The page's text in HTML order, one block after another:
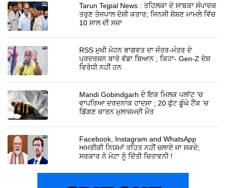
Tarun Tejpal News : ਤਹਿਲਕਾ ਦੇ ਸਾਬਕਾ ਸੰਪਾਦਕ
ਤਰੁਣ ਤੇਜਪਾਲ ਦੋਸ਼ੀ ਕਰਾਰ; ਜਿਨਸੀ ਸ਼ੋਸ਼ਣ ਮਾਮਲੇ ਵਿੱਚ
10 ਸਾਲ ਦੀ ਸਜ਼ਾ
RSS ਮੁਖੀ ਮੋਹਨ ਭਾਗਵਤ ਦਾ ਜੰਤਰ-ਮੰਤਰ ਦੇ
ਪ੍ਰਦਰਸ਼ਨ ਬਾਰੇ ਵੱਡਾ ਬਿਆਨ ; ਕਿਹਾ- Gen-Z ਦੇਸ਼
ਵਿਰੋਧੀ ਨਹੀਂ ਹਨ
Mandi Gobindgarh ਦੇ ਇਕ ਮਿਲਕ ਪਲਾਂਟ ’ਚ
ਵਾਪਰਿਆ ਦਰਦਨਾਕ ਹਾਦਸਾ ; 20 ਫੁੱਟ ਡੂੰਘੇ ਟੈਂਕ ’ਚ
ਡਿੱਗਣ ਕਾਰਨ ਮੁਲਾਜ਼ਮਦੀ ਮੌਤ
Facebook, Instagram and WhatsApp
ਅਮਰੀਕੀ ਨਿਯਮਾਂ ਤਹਿਤ ਨਹੀਂ ਚਲਾਏ ਜਾ ਸਕਦੇ;
ਸਰਕਾਰ ਨੇ ਮੇਟਾ ਨੂੰ ਦਿੱਤੀ ਚਿਤਾਵਨੀ !